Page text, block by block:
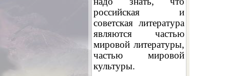
российская и
советская литература
являются частью
мировой литературы,
частью мировой
культуры.